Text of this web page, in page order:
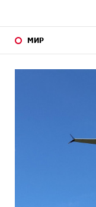
МИР